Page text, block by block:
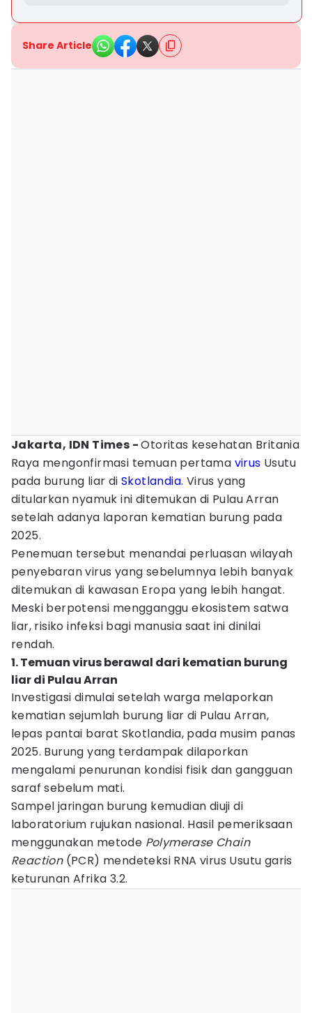
Share Article
Jakarta, IDN Times -Otoritas kesehatan Britania
Raya mengonfirmasi temuan pertama virus Usutu
pada burung liar di Skotlandia. Virus yang
ditularkan nyamuk ini ditemukan di Pulau Arran
setelah adanya laporan kematian burung pada
2025.
Penemuan tersebut menandai perluasan wilayah
penyebaran virus yang sebelumnya lebih banyak
ditemukan di kawasan Eropa yang lebih hangat.
Meski berpotensi mengganggu ekosistem satwa
liar, risiko infeksi bagi manusia saat ini dinilai
rendah.
1. Temuan virus berawal dari kematian burung
liar di Pulau Arran
Investigasi dimulai setelah warga melaporkan
kematian sejumlah burung liar di Pulau Arran,
lepas pantai barat Skotlandia, pada musim panas
2025. Burung yang terdampak dilaporkan
mengalami penurunan kondisi fisik dan gangguan
saraf sebelum mati.
Sampel jaringan burung kemudian diuji di
laboratorium rujukan nasional. Hasil pemeriksaan
menggunakan metode Polymerase Chain
Reaction(PCR) mendeteksi RNA virus Usutu garis
keturunan Afrika 3.2.